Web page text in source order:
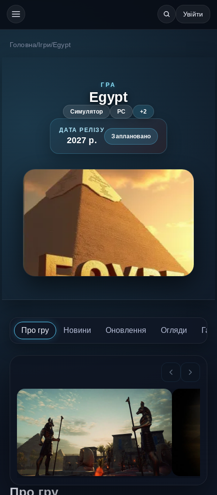
Увійти
Головна/ Ігри/Egypt
ГРА
Egypt
Симулятор PC +2
ДАТА РЕЛІЗУ
2027 р. Заплановано
Про гру Новини Оновлення Огляди
Про гру